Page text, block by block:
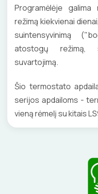
Programėlėje galima
režimą kiekvienai
suintensyvinimą
atostogų režimą,
suvartojimą.
Šio termostato
serijos apdailoms -
vieną rėmelį su kitais